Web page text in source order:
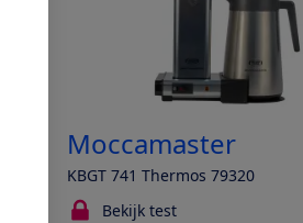
Moccamaster
KBGT 741 Thermos 79320
Bekijk test